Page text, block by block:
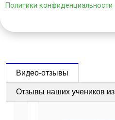
Политики конфиденциальности
Видео-отзывы
Отзывы наших учеников